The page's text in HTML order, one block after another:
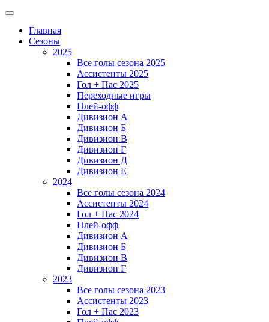
Главная
Сезоны
2025
Все голы сезона 2025
Ассистенты 2025
Гол + Пас 2025
Переходные игры
Плей-офф
Дивизион A
Дивизион Б
Дивизион В
Дивизион Г
Дивизион Д
Дивизион Е
2024
Все голы сезона 2024
Ассистенты 2024
Гол + Пас 2024
Плей-офф
Дивизион A
Дивизион Б
Дивизион В
Дивизион Г
2023
Все голы сезона 2023
Ассистенты 2023
Гол + Пас 2023